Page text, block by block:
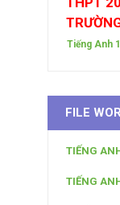
Tiếng Anh
FILE
TIẾNG
TIẾNG